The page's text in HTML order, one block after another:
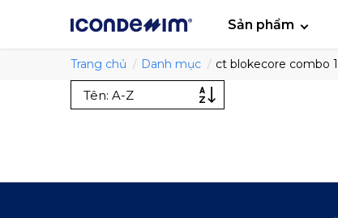
Sản phẩm
Trang chủ Danh mục ct blokecore combo 1